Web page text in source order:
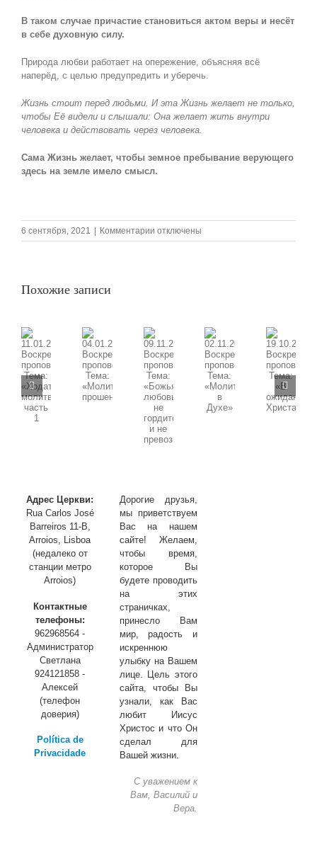
В таком случае причастие становиться актом веры и несёт
в себе духовную силу.
Природа любви работает на опережение, объясняя всё
наперёд, с целью предупредить и уберечь.
Жизнь стоит перед людьми. И эта Жизнь желает не только,
чтобы Её видели и слышали: Она желает жить внутри
человека и действовать через человека.
Сама Жизнь желает, чтобы земное пребывание верующего
здесь на земле имело смысл.
6 сентября, 2021 Комментарии к
записи
действии:
Причастие»
отключены
Похожие записи
11.01.2026
Воскресная
проповедь,
«Ходатайственная
04.01.2026
Воскресная
проповедь,
09.11.2025
Воскресная
проповедь,
Тема:
«Божья
любовь
превозносится»
02.11.2025
Воскресная
проповедь,
Тема:
19.10.2025
Воскресная
проповедь,
Тема:
Адрес Церкви:
Rua Carlos José
Barreiros 11-B,
Arroios, Lisboa
(недалеко от
станции метро
Arroios)
Контактные
телефоны:
962968564 -
Администратор
Светлана
924121858 -
Алексей
(телефон
доверия)
Política de
Privacidade
Дорогие друзья,
мы приветствуем
Вас на нашем
сайте! Желаем,
чтобы время,
которое Вы
будете проводить
на этих
страничках,
принесло Вам
мир, радость и
искреннюю
улыбку на Вашем
лице. Цель этого
сайта, чтобы Вы
узнали, как Вас
любит Иисус
Христос и что Он
сделал для
Вашей жизни.
С уважением к
Вам, Василий и
Вера.